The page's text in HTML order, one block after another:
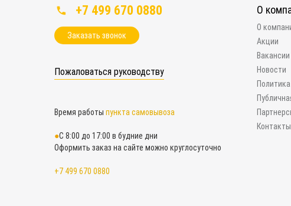
+7 499 670 0880
Заказать звонок
Пожаловаться руководству
Время работы пункта самовывоза
С 8:00 до 17:00 в будние дни
Оформить заказ на сайте можно круглосуточно
+7 499 670 0880
О
О
Акции
Вакансии
Новости
Контакты